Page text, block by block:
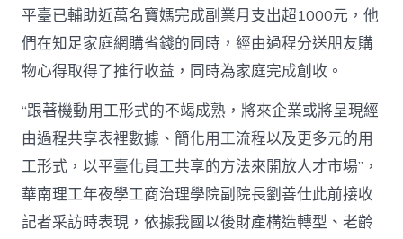
平臺已輔助近萬名寶媽完成副業月支出超1000元，他
們在知足家庭網購省錢的同時，經由過程分送朋友購
物心得取得了推行收益，同時為家庭完成創收。
“跟著機動用工形式的不竭成熟，將來企業或將呈現經
由過程共享表裡數據、簡化用工流程以及更多元的用
工形式，以平臺化員工共享的方法來開放人才市場”，
華南理工年夜學工商治理學院副院長劉善仕此前接收
記者采訪時表現，依據我國以後財產構造轉型、老齡